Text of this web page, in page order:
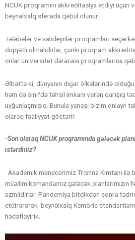
NCUK proqramını akkreditasiya etdiyi üçün
beynəlxalq sferada qəbul olunur.
Tələbələr və valideynlər proqramları
diqqətli olmalıdırlar, çünki proqram
onlar universitet dərəcəsi proqramlarına
Əlbəttə ki, dünyanın digər ölkələrində
həm də sinifdə təhsil imkanı verən qarışıq
uyğunlaşmışıq. Bunula yanaşı bizim onlayn
olaraq fəaliyyət göstərir.
-Son olaraq NCUK proqramında gələcək
istərdiniz?
Akademik menecerimiz Trishna Kimtani ilə
müəllim komandamız gələcək planlarımızın
əzmlidirlər. Pandemiya bitdikdən sonra
etdirərərək beynəlxalq Kembric
hədəfləyirik.